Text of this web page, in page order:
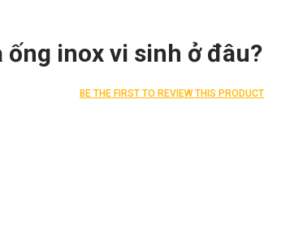
inox vi sinh ở đâu?
BE THE FIRST TO REVIEW THIS PRODUCT